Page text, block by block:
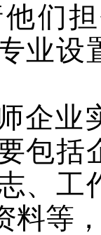
们
业设
企业
包括
、工
料等